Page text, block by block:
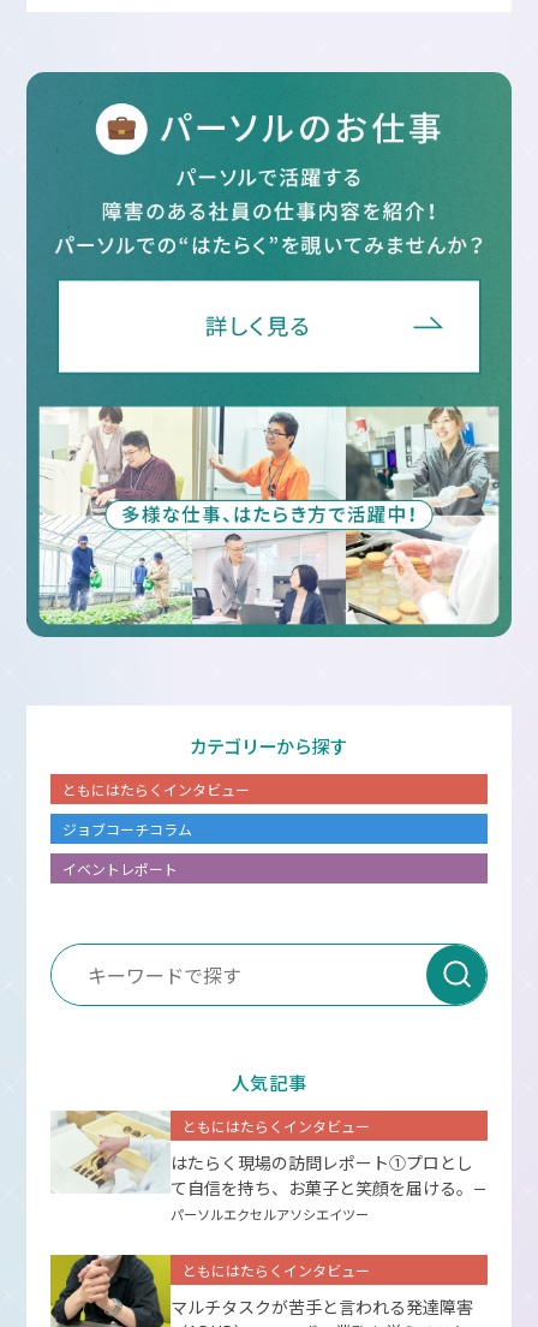
カテゴリーから探す
ともにはたらくインタビュー
ジョブコーチコラム
イベントレポート
人気記事
ともにはたらくインタビュー
はたらく現場の訪問レポート①プロとし
て⾃信を持ち、お菓⼦と笑顔を届ける。
ー
パーソルエクセルアソシエイツー
ともにはたらくインタビュー
マルチタスクが苦手と言われる発達障害